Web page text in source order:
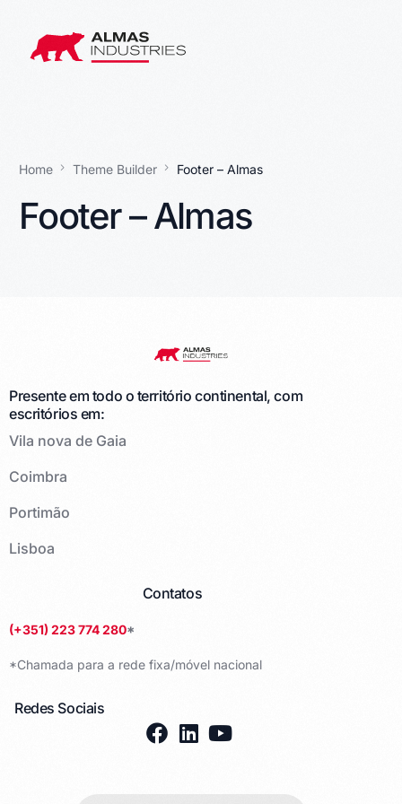
Home Theme Builder Footer – Almas
Footer – Almas
Presente em todo o território continental, com
escritórios em:
Vila nova de Gaia
Coimbra
Portimão
Lisboa
Contatos
(+351) 223 774 280*
*Chamada para a rede fixa/móvel nacional
Redes Sociais